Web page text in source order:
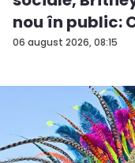
06 august 2026, 08:15
nou în public:
î...